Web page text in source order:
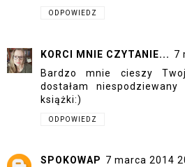
ODPOWIEDZ
KORCI MNIE CZYTANIE... 7
Bardzo mnie cieszy
dostałam
książki:)
ODPOWIEDZ
SPOKOWAP 7 marca 2014